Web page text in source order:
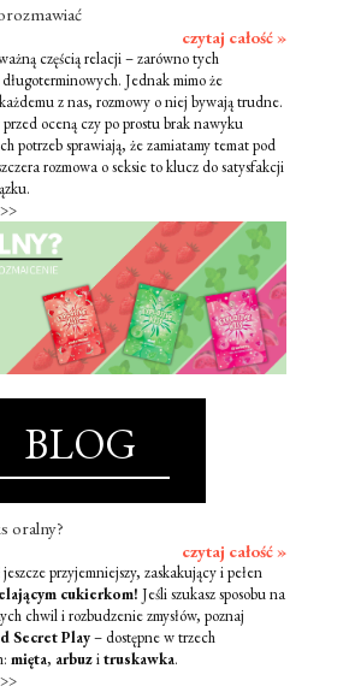
czytaj całość »
częścią relacji – zarówno tych
Jednak mimo że
z nas, rozmowy o niej bywają trudne.
oceną czy po prostu brak nawyku
potrzeb sprawiają, że zamiatamy temat pod
rozmowa o seksie to klucz do satysfakcji
BLOG
oralny?
czytaj całość »
przyjemniejszy, zaskakujący i pełen
cukierkom! Jeśli szukasz sposobu na
chwil i rozbudzenie zmysłów, poznaj
Secret Play– dostępne w trzech
mięta, arbuzitruskawka.